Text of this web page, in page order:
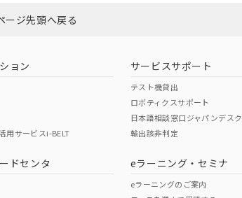
ージ先頭へ戻る
ョン
用サービスi-BELT
ドセンタ
サービスサポート
テスト機貸出
ロボティクスサポート
日本語相談窓口ジャパンデスク
輸出該非判定
eラーニング・セミナ
eラーニングのご案内